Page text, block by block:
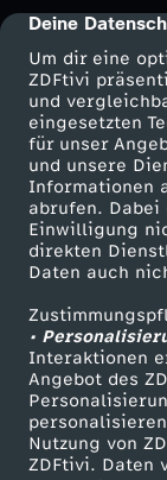
cmp-dialog-
Deine
Um dir eine
ZDFtivi
und
eingesetzten
für unser
und unsere
Informationen
abrufen. Dabei
Einwilligung
direkten
Daten auch
•
Interaktionen
Angebot des
Nutzung von
ZDFtivi. Daten
i
t
t
s
b
e
s
u
Mehr ZDF
ZDF-Apps
Smart TV
ZDFtext
Livestreams
Sendungen A-Z
TV-Programm